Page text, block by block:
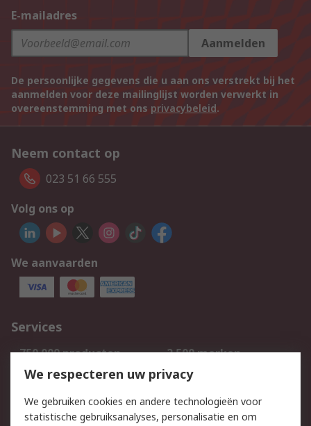
E-mailadres
Aanmelden
De persoonlijke gegevens die u aan ons verstrekt bij het
aanmelden voor deze mailinglijst worden verwerkt in
overeenstemming met ons privacybeleid.
Neem contact op
023 51 66 555
Volg ons op
We aanvaarden
Services
750.000 producten
2.500 merken
Bestellen
Inkoopoplossingen
Track & Trace
We respecteren uw privacy
We gebruiken cookies en andere technologieën voor
statistische gebruiksanalyses, personalisatie en om